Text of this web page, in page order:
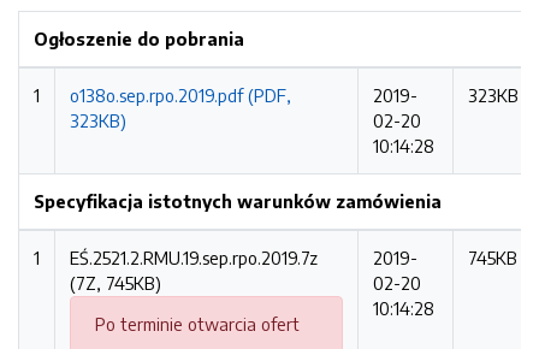
Ogłoszenie do pobrania
1
o138o.sep.rpo.2019.pdf (PDF,
323KB)
2019-
02-20
10:14:28
323KB
Specyfikacja istotnych warunków zamówienia
1
EŚ.2521.2.RMU.19.sep.rpo.2019.7z
(7Z, 745KB)
Po terminie otwarcia ofert
2019-
02-20
10:14:28
745KB